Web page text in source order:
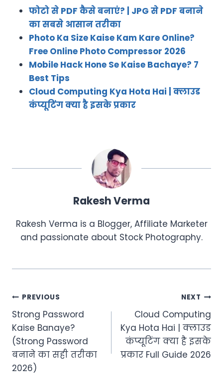
फोटो से PDF कैसे बनाएं? | JPG से PDF बनाने
का सबसे आसान तरीका
Photo Ka Size Kaise Kam Kare Online?
Free Online Photo Compressor 2026
Mobile Hack Hone Se Kaise Bachaye? 7
Best Tips
Cloud Computing Kya Hota Hai | क्लाउड
कंप्यूटिंग क्या है इसके प्रकार
Rakesh Verma
Rakesh Verma is a Blogger, Affiliate Marketer
and passionate about Stock Photography.
Post
navigation
PREVIOUS
Strong Password
Kaise Banaye?
(Strong Password
बनाने का सही तरीका
2026)
NEXT
Cloud Computing
Kya Hota Hai | क्लाउड
कंप्यूटिंग क्या है इसके
प्रकार Full Guide 2026